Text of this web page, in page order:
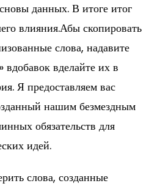
данных. В итоге итог
влияния.Абы скопировать
слова, надавите
вдобавок вделайте их в
Я предоставляем вас
нашим безмездным
обязательств для
идей.
слова, созданные